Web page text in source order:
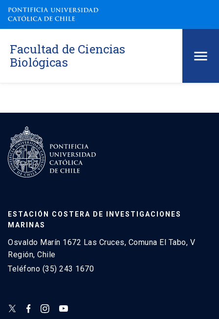
Facultad de Ciencias
Biológicas
ESTACIÓN COSTERA DE INVESTIGACIONES
MARINAS
Osvaldo Marín 1672 Las Cruces, Comuna El Tabo, V
Región, Chile
Teléfono (35) 243 1670